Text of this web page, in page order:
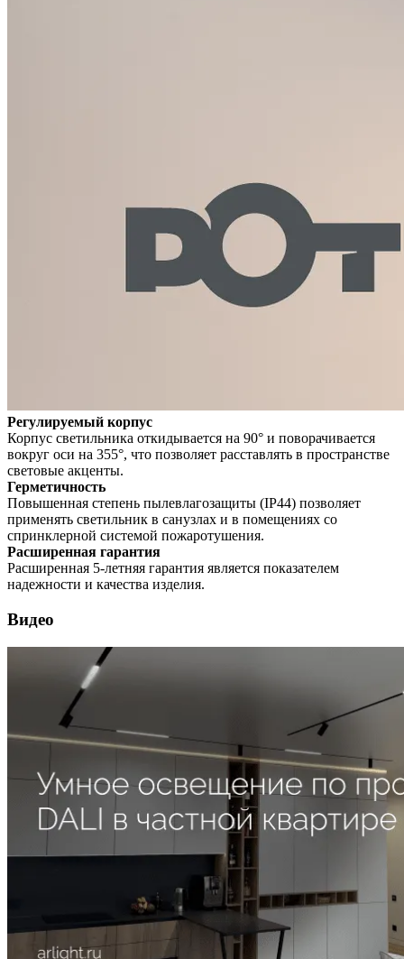
Регулируемый корпус
Корпус светильника откидывается на 90° и поворачивается
вокруг оси на 355°, что позволяет расставлять в пространстве
световые акценты.
Герметичность
Повышенная степень пылевлагозащиты (IP44) позволяет
применять светильник в санузлах и в помещениях со
спринклерной системой пожаротушения.
Расширенная гарантия
Расширенная 5-летняя гарантия является показателем
надежности и качества изделия.
Видео